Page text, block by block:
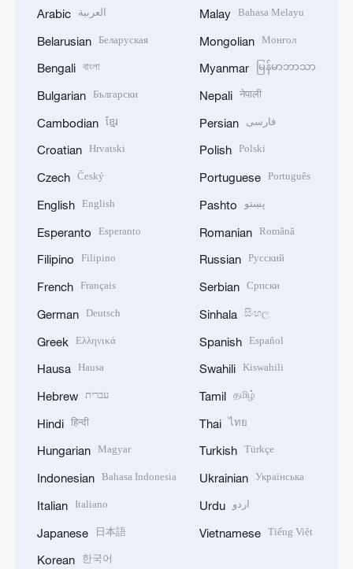
Arabic العربية
Belarusian Беларуская
Bengali বাংলা
Bulgarian Български
Cambodian ខ្មែរ
Croatian Hrvatski
Czech Český
English English
Esperanto Esperanto
Filipino Filipino
French Français
German Deutsch
Greek Ελληνικά
Hausa Hausa
Hebrew עברית
Hindi हिन्दी
Hungarian Magyar
Indonesian Bahasa Indonesia
Italian Italiano
Japanese 日本語
Korean 한국어
Malay Bahasa Melayu
Mongolian Монгол
Myanmar မြန်မာဘာသာ
Nepali नेपाली
Persian فارسی
Polish Polski
Portuguese Português
Pashto پښتو
Romanian Română
Russian Русский
Serbian Српски
Sinhala සිංහල
Spanish Español
Swahili Kiswahili
Tamil தமிழ்
Thai ไทย
Turkish Türkçe
Ukrainian Українська
Urdu اردو
Vietnamese Tiếng Việt